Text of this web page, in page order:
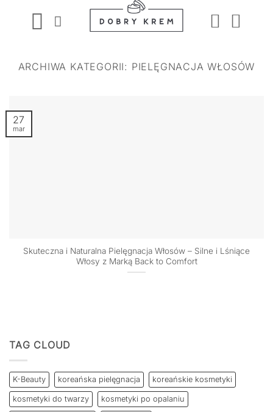
ARCHIWA KATEGORII: PIELĘGNACJA WŁOSÓW
Skuteczna i Naturalna Pielęgnacja Włosów – Silne i Lśniące
Włosy z Marką Back to Comfort
27
mar
TAG CLOUD
K-Beauty koreańska pielęgnacja koreańskie kosmetyki
kosmetyki do twarzy kosmetyki po opalaniu